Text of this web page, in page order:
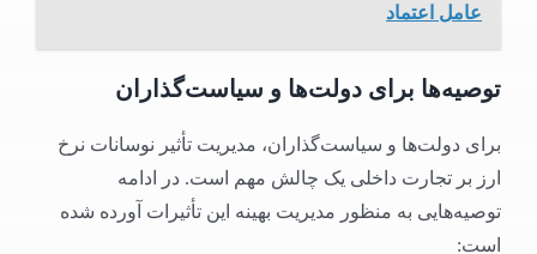
عامل اعتماد
توصیه‌ها برای دولت‌ها و سیاست‌گذاران
برای دولت‌ها و سیاست‌گذاران، مدیریت تأثیر نوسانات نرخ
ارز بر تجارت داخلی یک چالش مهم است. در ادامه
توصیه‌هایی به منظور مدیریت بهینه این تأثیرات آورده شده
است: